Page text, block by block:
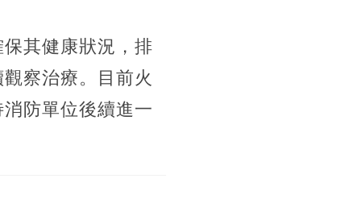
其健康狀況，排
察治療。目前火
防單位後續進一